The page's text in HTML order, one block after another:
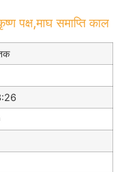
पक्ष,माघ समाप्ति काल